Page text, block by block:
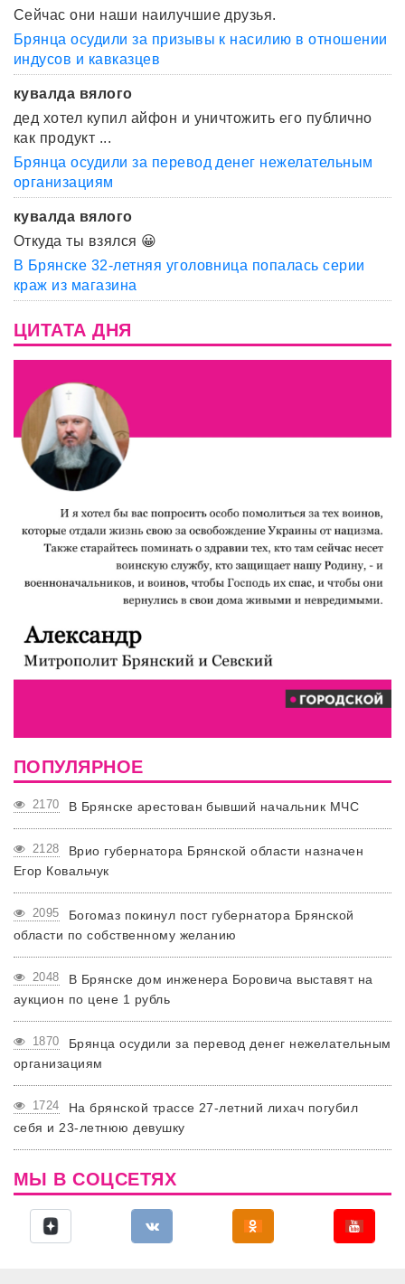
Сейчас они наши наилучшие друзья.
Брянца осудили за призывы к насилию в отношении
индусов и кавказцев
кувалда вялого
дед хотел купил айфон и уничтожить его публично
как продукт ...
Брянца осудили за перевод денег нежелательным
организациям
кувалда вялого
Откуда ты взялся 😀
В Брянске 32-летняя уголовница попалась серии
краж из магазина
ЦИТАТА ДНЯ
ПОПУЛЯРНОЕ
2170 В Брянске арестован бывший начальник МЧС
2128
Врио губернатора Брянской области назначен
Егор Ковальчук
2095
Богомаз покинул пост губернатора Брянской
области по собственному желанию
2048
В Брянске дом инженера Боровича выставят на
аукцион по цене 1 рубль
1870
Брянца осудили за перевод денег нежелательным
организациям
1724
На брянской трассе 27-летний лихач погубил
себя и 23-летнюю девушку
МЫ В СОЦСЕТЯХ